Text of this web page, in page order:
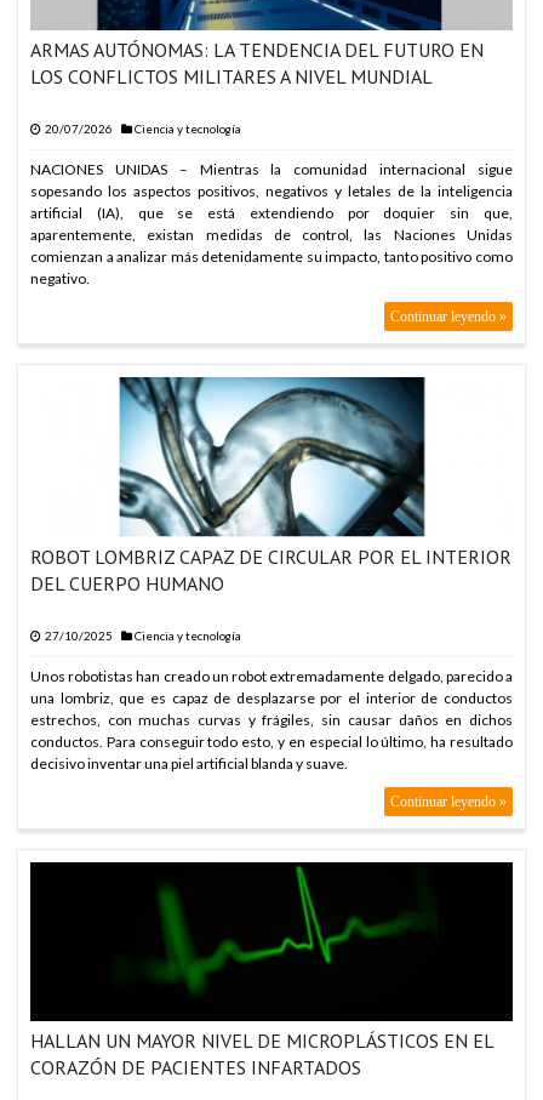
ARMAS AUTÓNOMAS: LA TENDENCIA DEL FUTURO EN
LOS CONFLICTOS MILITARES A NIVEL MUNDIAL
20/07/2026 Ciencia y tecnología
NACIONES UNIDAS – Mientras la comunidad internacional sigue
sopesando los aspectos positivos, negativos y letales de la inteligencia
artificial (IA), que se está extendiendo por doquier sin que,
aparentemente, existan medidas de control, las Naciones Unidas
comienzan a analizar más detenidamente su impacto, tanto positivo como
negativo.
Continuar leyendo »
ROBOT LOMBRIZ CAPAZ DE CIRCULAR POR EL INTERIOR
DEL CUERPO HUMANO
27/10/2025 Ciencia y tecnología
Unos robotistas han creado un robot extremadamente delgado, parecido a
una lombriz, que es capaz de desplazarse por el interior de conductos
estrechos, con muchas curvas y frágiles, sin causar daños en dichos
conductos. Para conseguir todo esto, y en especial lo último, ha resultado
decisivo inventar una piel artificial blanda y suave.
Continuar leyendo »
HALLAN UN MAYOR NIVEL DE MICROPLÁSTICOS EN EL
CORAZÓN DE PACIENTES INFARTADOS